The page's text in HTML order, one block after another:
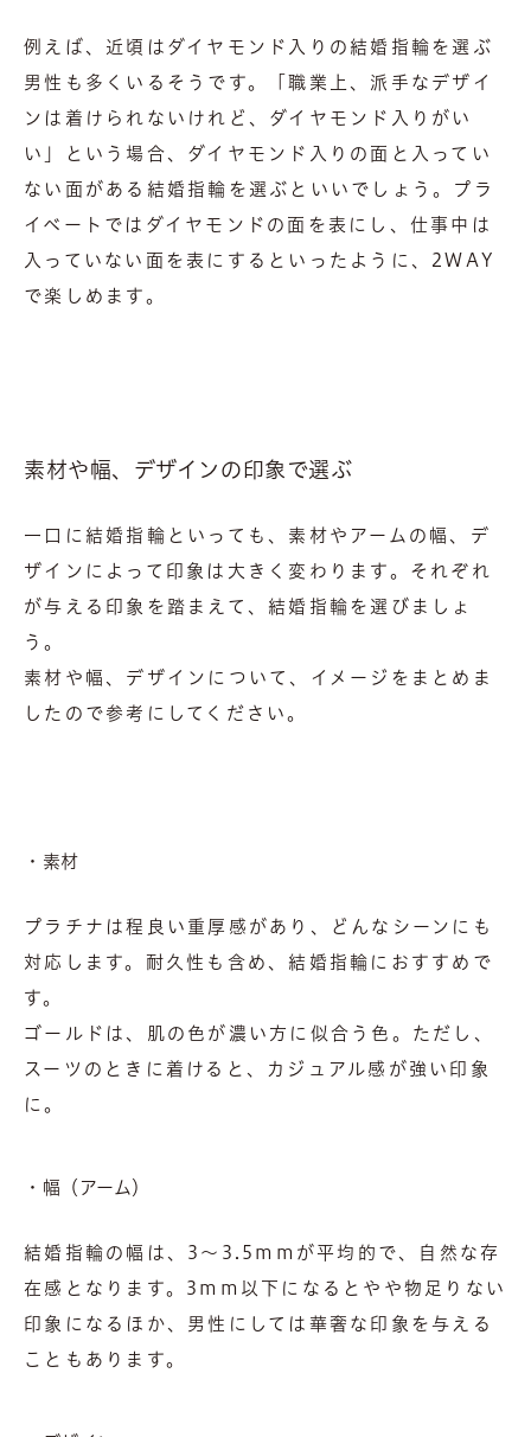
例えば、近頃はダイヤモンド入りの結婚指輪を選ぶ
男性も多くいるそうです。「職業上、派手なデザイ
ンは着けられないけれど、ダイヤモンド入りがい
い」という場合、ダイヤモンド入りの面と入ってい
ない面がある結婚指輪を選ぶといいでしょう。プラ
イベートではダイヤモンドの面を表にし、仕事中は
入っていない面を表にするといったように、2WAY
で楽しめます。
素材や幅、デザインの印象で選ぶ
一口に結婚指輪といっても、素材やアームの幅、デ
ザインによって印象は大きく変わります。それぞれ
が与える印象を踏まえて、結婚指輪を選びましょ
う。
素材や幅、デザインについて、イメージをまとめま
したので参考にしてください。
・素材
プラチナは程良い重厚感があり、どんなシーンにも
対応します。耐久性も含め、結婚指輪におすすめで
す。
ゴールドは、肌の色が濃い方に似合う色。ただし、
スーツのときに着けると、カジュアル感が強い印象
に。
・幅（アーム）
結婚指輪の幅は、3～3.5mmが平均的で、自然な存
在感となります。3mm以下になるとやや物足りない
印象になるほか、男性にしては華奢な印象を与える
こともあります。